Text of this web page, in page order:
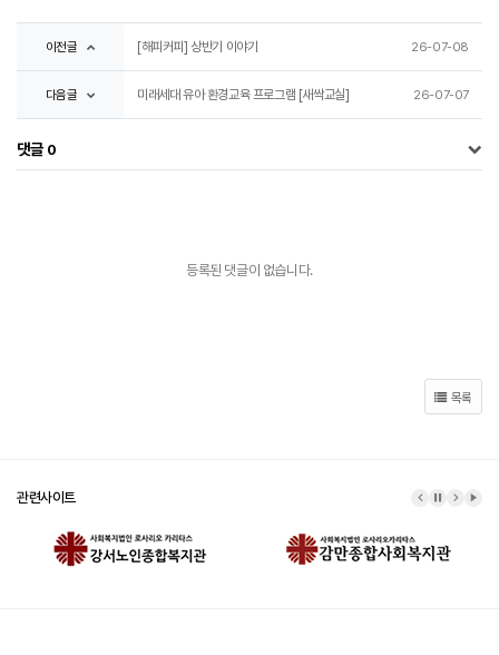
이전글 [해피커피] 상반기 이야기 26-07-08
다음글 미래세대 유아 환경교육 프로그램 [새싹교실] 26-07-07
댓글 0
등록된 댓글이 없습니다.
목록
관련사이트 이전 배너
배너 정지
다음 배
배